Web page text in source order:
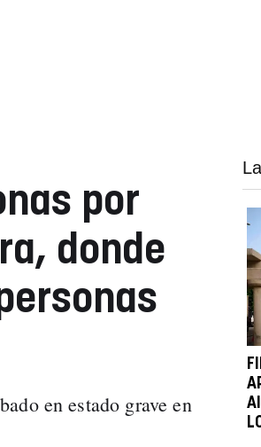
por
donde
en estado grave en